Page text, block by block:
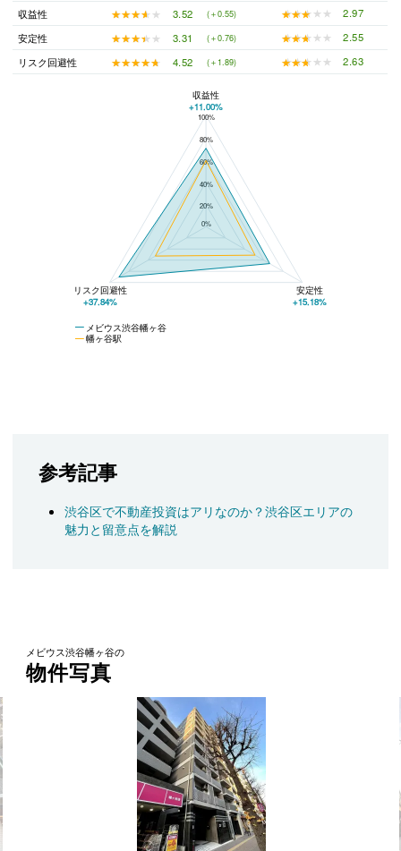
収益性
★★★★★
★★★★★ 3.52 (＋0.55) ★★★★★
★★★★★
2.97
安定性
★★★★★
★★★★★ 3.31 (＋0.76) ★★★★★
★★★★★
2.55
リスク回避性
★★★★★
★★★★★ 4.52 (＋1.89) ★★★★★
★★★★★ 2.63
メビウス渋谷幡ヶ谷と幡ヶ谷駅の平均値の総合評価の比較
100%
80%
60%
40%
20%
0%
メビウス渋谷幡ヶ谷
幡ヶ谷駅
収益性
+11.00%
リスク回避性
+37.84%
安定性
+15.18%
参考記事
渋谷区で不動産投資はアリなのか？渋谷区エリアの
魅力と留意点を解説
メビウス渋谷幡ヶ谷の
物件写真